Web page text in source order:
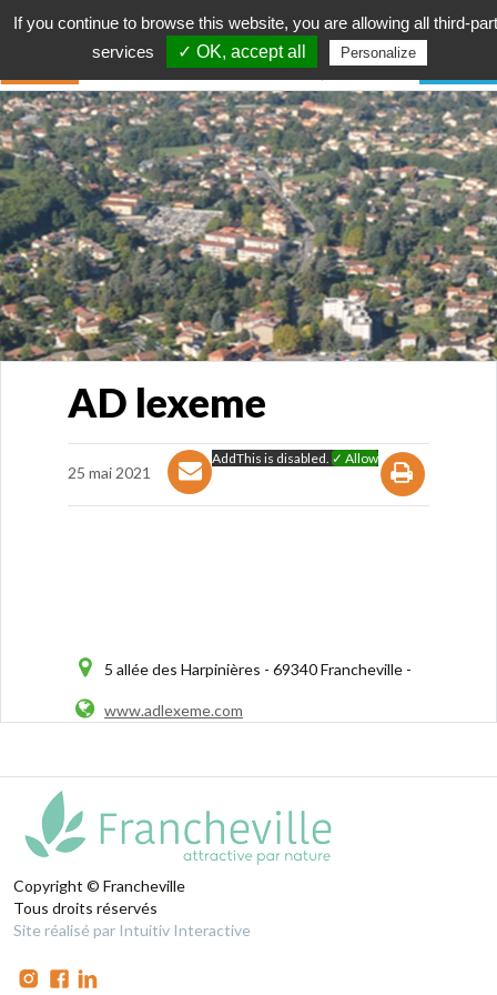
AD lexeme
25 mai 2021
AddThis is disabled. ✓ Allow
5 allée des Harpinières - 69340 Francheville -
www.adlexeme.com
Copyright © Francheville
Tous droits réservés
Site réalisé par Intuitiv Interactive
If you continue to browse this website, you are allowing all third-
services
✓ OK, accept all Personalize